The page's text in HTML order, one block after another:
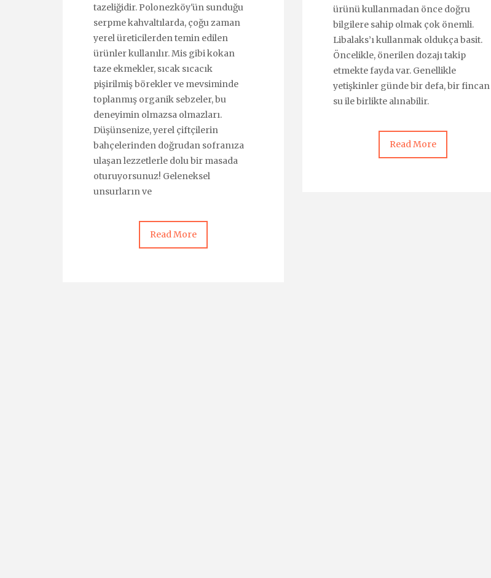
tazeliğidir. Polonezköy'ün sunduğu
serpme kahvaltılarda, çoğu zaman
yerel üreticilerden temin edilen
ürünler kullanılır. Mis gibi kokan
taze ekmekler, sıcak sıcacık
pişirilmiş börekler ve mevsiminde
toplanmış organik sebzeler, bu
deneyimin olmazsa olmazları.
Düşünsenize, yerel çiftçilerin
bahçelerinden doğrudan sofranıza
ulaşan lezzetlerle dolu bir masada
oturuyorsunuz! Geleneksel
unsurların ve
Read More
ürünü kullanmadan önce doğru
bilgilere sahip olmak çok önemli.
Libalaks’ı kullanmak oldukça basit.
Öncelikle, önerilen dozajı takip
etmekte fayda var. Genellikle
yetişkinler günde bir defa, bir fincan
su ile birlikte alınabilir.
Read More